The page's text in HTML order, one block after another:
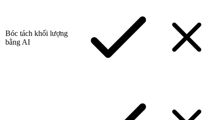
Bóc tách khối lượng
bằng AI